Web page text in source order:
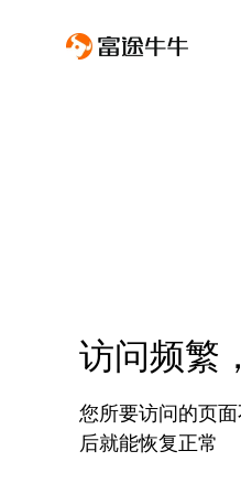
访问频繁
您所要访问的页
后就能恢复正常